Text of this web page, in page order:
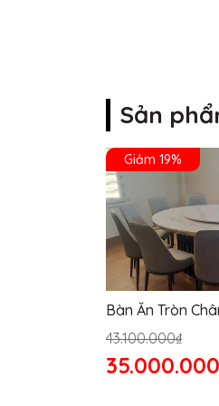
Sản
Giảm 19%
Bàn Ăn Tròn
43.100.000₫